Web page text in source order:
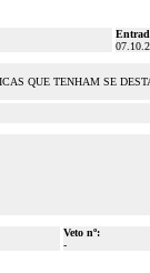
QUE TENHAM SE
Veto nº:
-